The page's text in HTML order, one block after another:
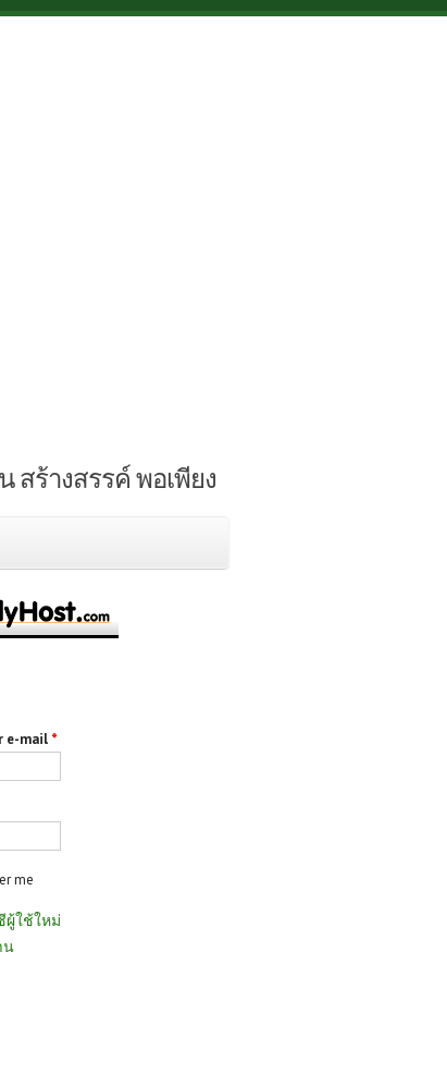
สร้างสรรค์ พอเพียง
e-mail *
me
ใช้ใหม่
น